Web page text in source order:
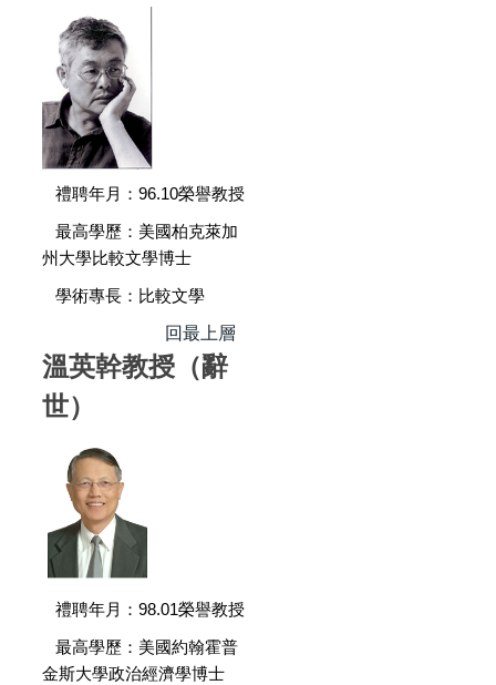
禮聘年月：96.10榮譽教授
最高學歷：美國柏克萊加
州大學比較文學博士
學術專長：比較文學
回最上層
溫英幹教授（辭
世）
禮聘年月：98.01榮譽教授
最高學歷：美國約翰霍普
金斯大學政治經濟學博士